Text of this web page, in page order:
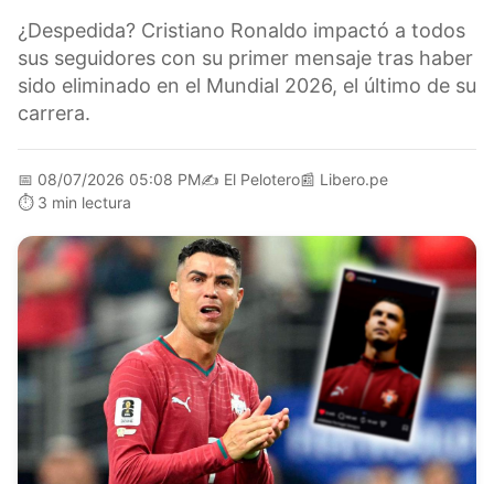
¿Despedida? Cristiano Ronaldo impactó a todos
sus seguidores con su primer mensaje tras haber
sido eliminado en el Mundial 2026, el último de su
carrera.
📅 08/07/2026 05:08 PM✍️ El Pelotero📰 Libero.pe
⏱️ 3 min lectura